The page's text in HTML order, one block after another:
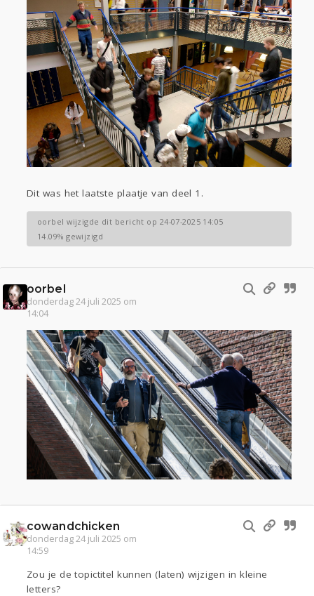
Dit was het laatste plaatje van deel 1.
oorbel wijzigde dit bericht op 24-07-2025 14:05
14.09% gewijzigd
oorbel
donderdag 24 juli 2025 om
14:04
cowandchicken
donderdag 24 juli 2025 om
14:59
Zou je de topictitel kunnen (laten) wijzigen in kleine
letters?